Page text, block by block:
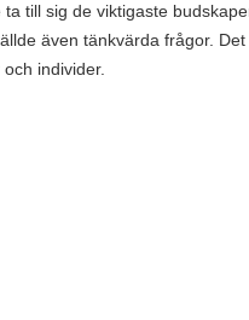
till sig de viktigaste
även tänkvärda frågor.
individer.